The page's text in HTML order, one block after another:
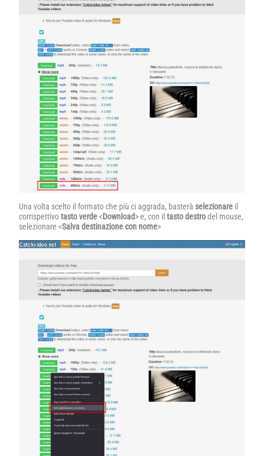
Una volta scelto il formato che più ci aggrada, basterà selezionare il
corrispettivotasto verde<Download> e, con il tasto destrodel mouse,
selezionare <Salva destinazione con nome>